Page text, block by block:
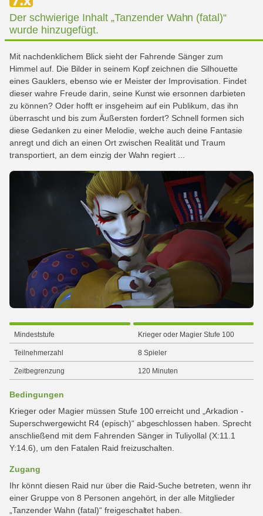
Der schwierige Inhalt „Tanzender Wahn (fatal)“
wurde hinzugefügt.
Mit nachdenklichem Blick sieht der Fahrende Sänger zum
Himmel auf. Die Bilder in seinem Kopf zeichnen die Silhouette
eines Gauklers, ebenso wie er Meister der Improvisation. Findet
dieser wahre Freude darin, seine Kunst wie ersonnen darbieten
zu können? Oder hofft er insgeheim auf ein Publikum, das ihn
überrascht und bis zum Äußersten fordert? Schnell formen sich
diese Gedanken zu einer Melodie, welche auch deine Fantasie
anregt und dich an einen Ort zwischen Realität und Traum
transportiert, an dem einzig der Wahn regiert ...
Mindeststufe Krieger oder Magier Stufe 100
Teilnehmerzahl 8 Spieler
Zeitbegrenzung 120 Minuten
Bedingungen
Krieger oder Magier müssen Stufe 100 erreicht und „Arkadion -
Superschwergewicht R4 (episch)“ abgeschlossen haben. Sprecht
anschließend mit dem Fahrenden Sänger in Tuliyollal (X:11.1
Y:14.6), um den Fatalen Raid freizuschalten.
Zugang
Ihr könnt diesen Raid nur über die Raid-Suche betreten, wenn ihr
einer Gruppe von 8 Personen angehört, in der alle Mitglieder
„Tanzender Wahn (fatal)“ freigeschaltet haben.